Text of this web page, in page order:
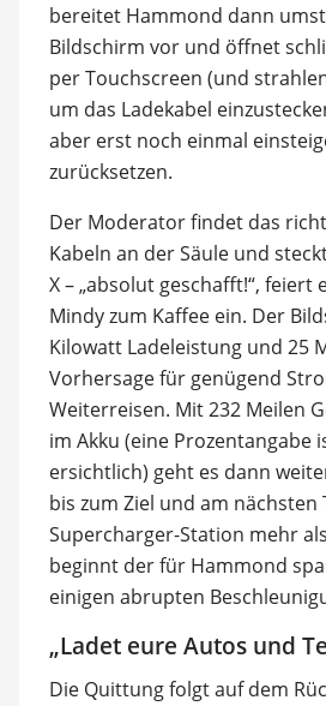
bereitet Hammond dann
Bildschirm vor und öffnet
per Touchscreen (und
um das Ladekabel
aber erst noch einmal
zurücksetzen.
Der Moderator findet das
Kabeln an der Säule und
X – „absolut geschafft!“, feiert
Mindy zum Kaffee ein. Der
Kilowatt Ladeleistung und 25
Vorhersage für genügend
Weiterreisen. Mit 232 Meilen
im Akku (eine Prozentangabe
ersichtlich) geht es dann
bis zum Ziel und am nächsten
Supercharger-Station mehr
beginnt der für Hammond
einigen abrupten
„Ladet eure Autos und
Die Quittung folgt auf dem